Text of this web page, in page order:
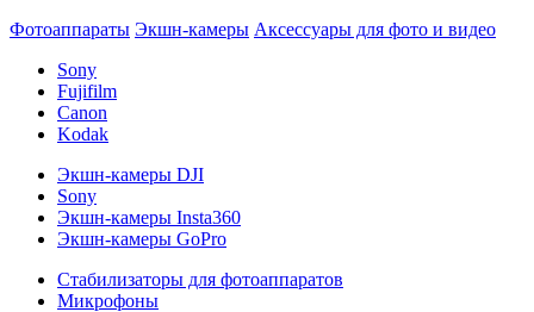
Фотоаппараты Экшн-камеры Аксессуары для фото и видео
Sony
Fujifilm
Canon
Kodak
Экшн-камеры DJI
Sony
Экшн-камеры Insta360
Экшн-камеры GoPro
Стабилизаторы для фотоаппаратов
Микрофоны